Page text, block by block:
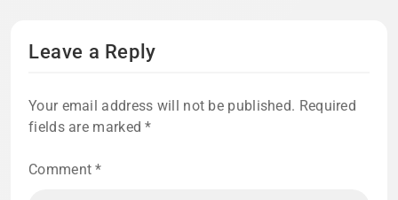
Leave a Reply
Your email address will not be published. Required
fields are marked*
Comment*